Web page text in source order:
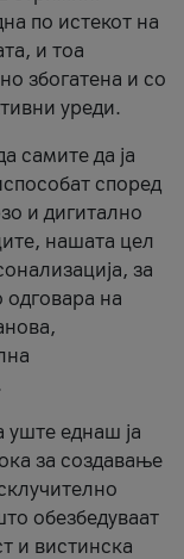
по истекот на
и тоа
збогатена и со
уреди.
самите да ја
според
и дигитално
нашата цел
за
одговара на
уште еднаш ја
за создавање
обезбедуваат
и вистинска